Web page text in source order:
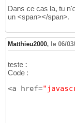
Dans ce cas la, tu
un <span></span>.
Matthieu2000, le 06/
teste :
Code :
<a href=